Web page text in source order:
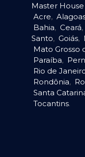
Master
Acre,
Bahia, Ceará,
Santo, Goiás,
Mato Grosso
Paraíba,
Rio de
Rondônia,
Santa
Tocantins.